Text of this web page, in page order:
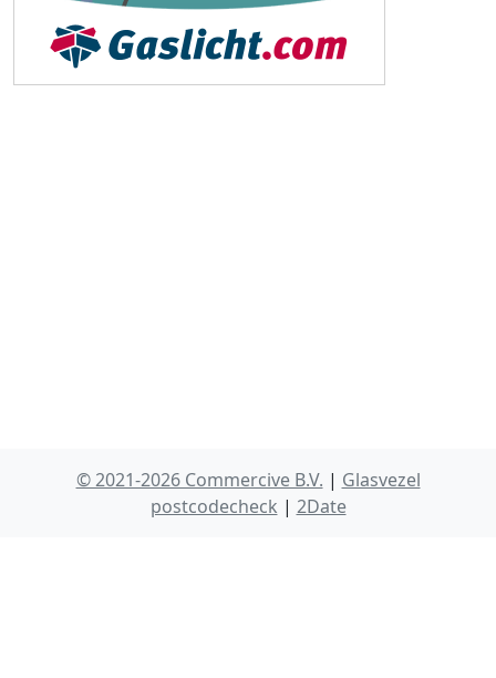
© 2021-2026 Commercive B.V. | Glasvezel
postcodecheck | 2Date